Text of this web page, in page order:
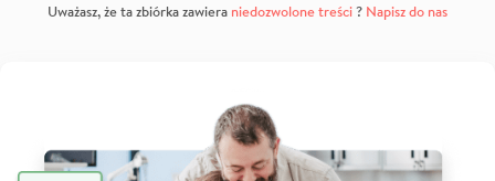
Uważasz, że ta zbiórka zawiera niedozwolone treści? Napisz do nas